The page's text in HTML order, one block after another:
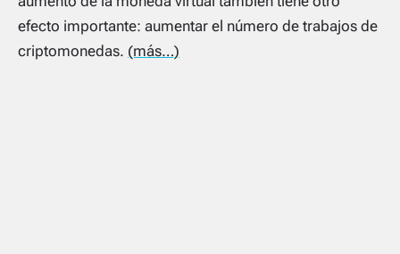
efecto importante: aumentar el número de trabajos de
criptomonedas. (más…)